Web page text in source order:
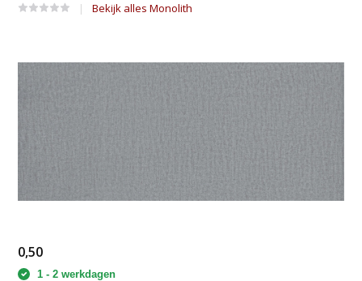
Bekijk alles Monolith
0,50
1 - 2 werkdagen